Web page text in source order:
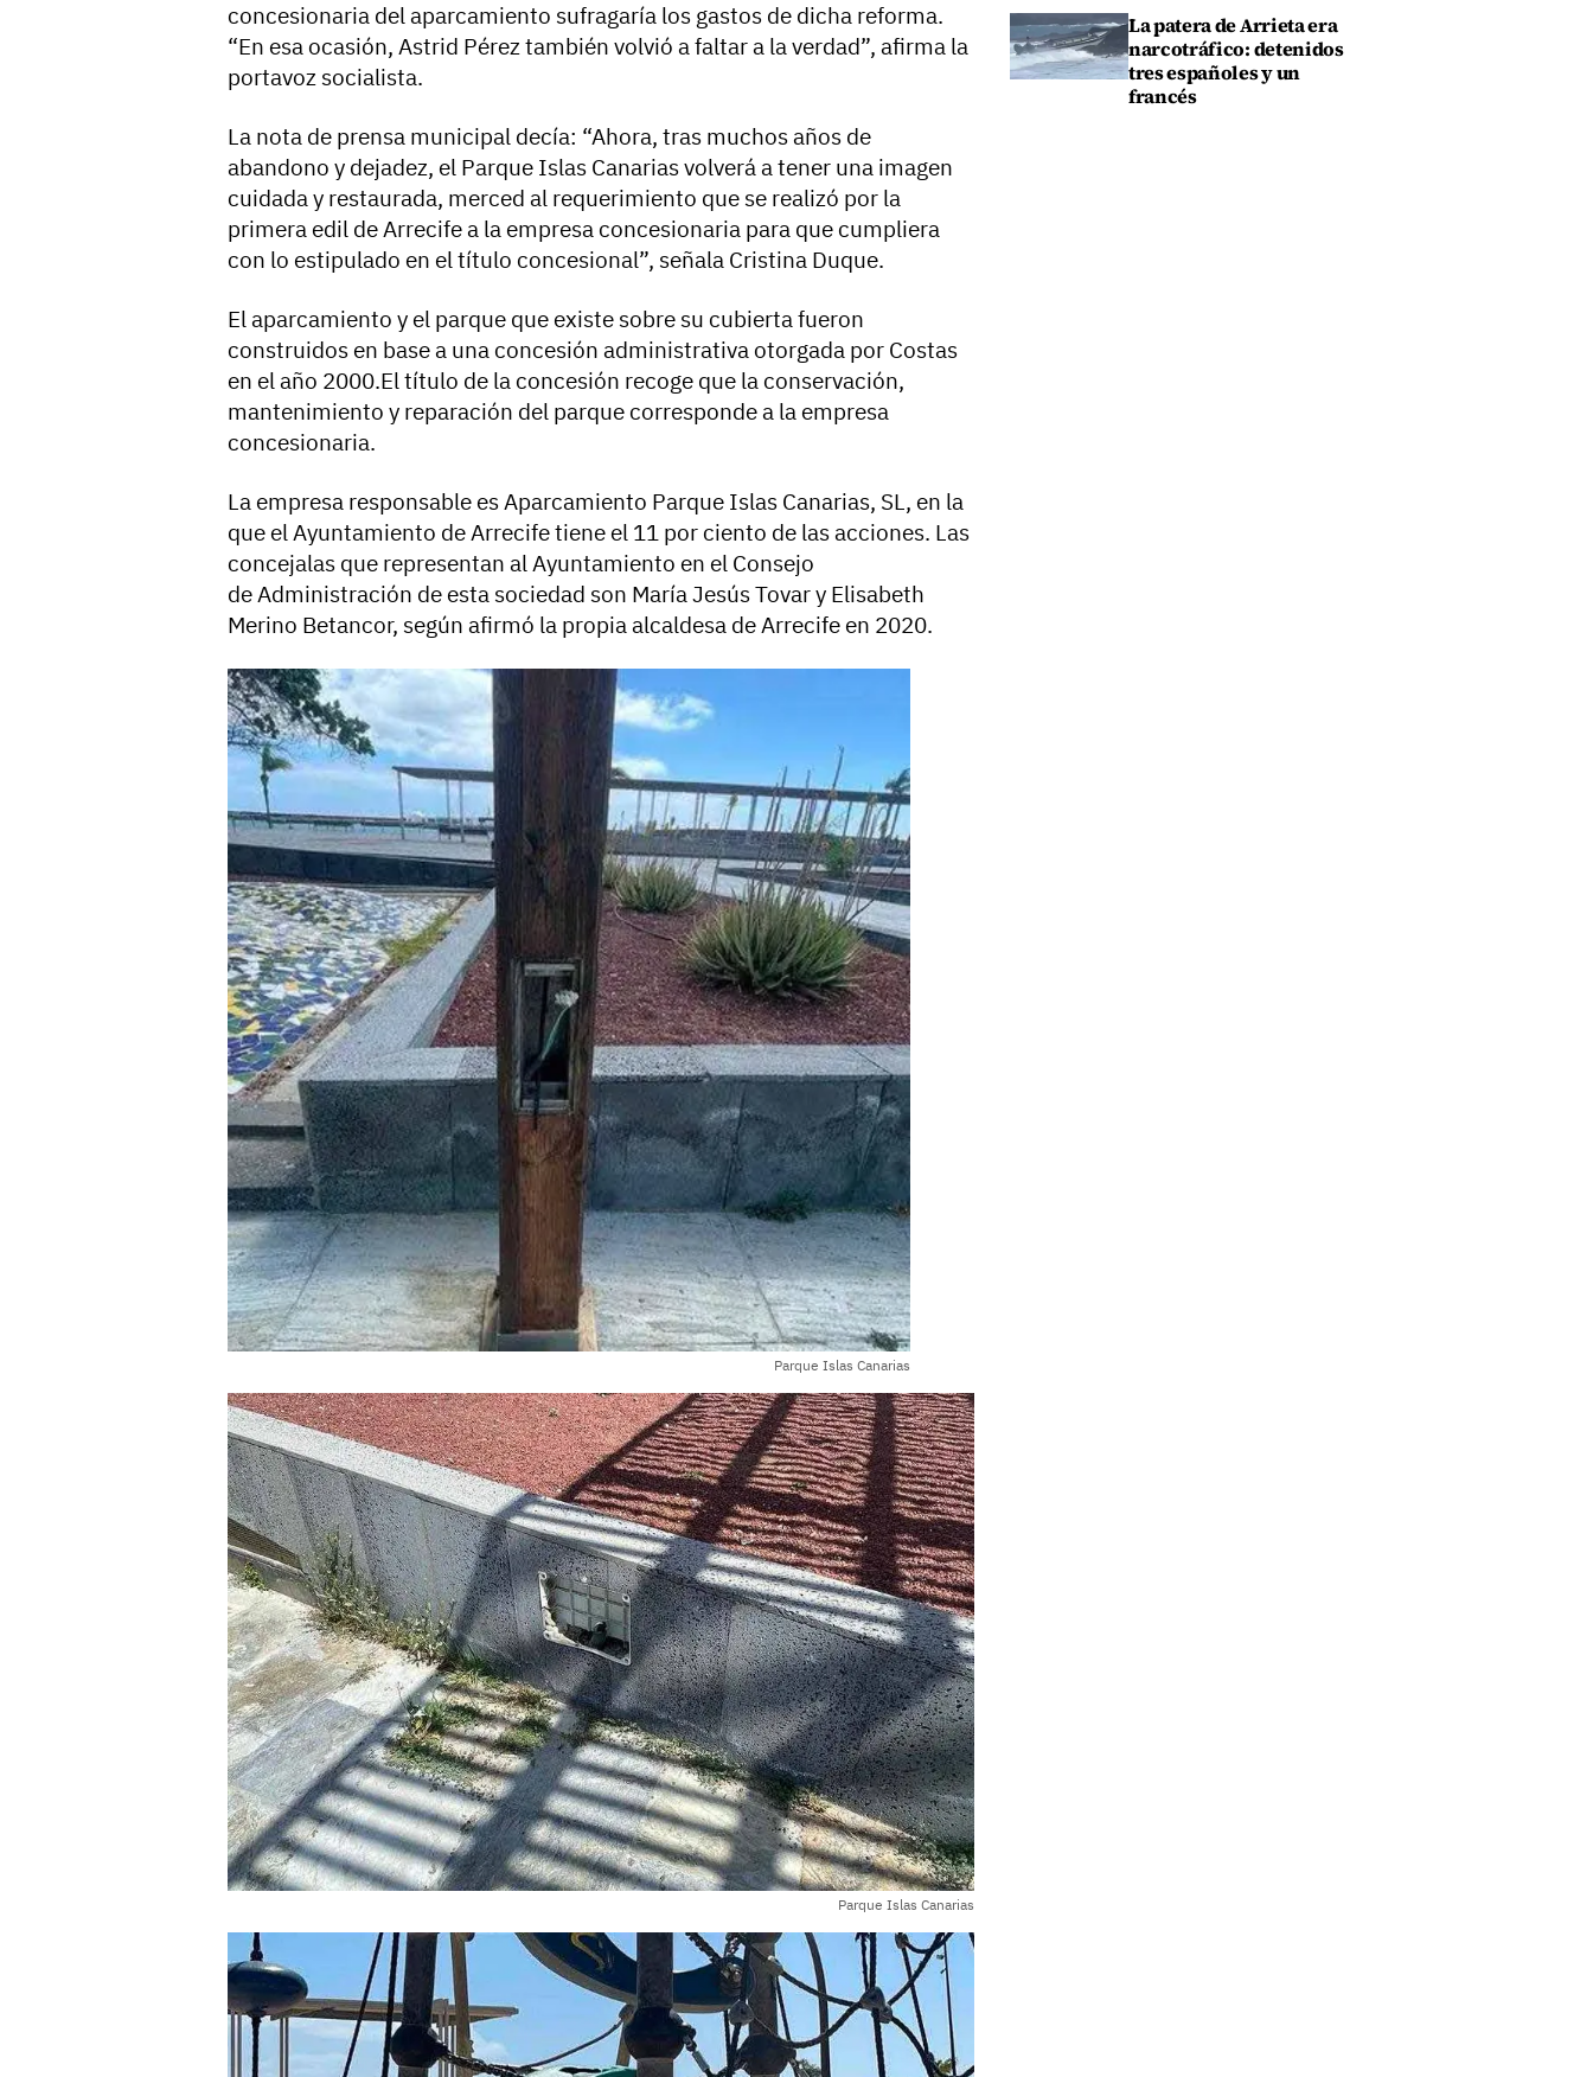
concesionaria del aparcamiento sufragaría los gastos de dicha reforma.
“En esa ocasión, Astrid Pérez también volvió a faltar a la verdad”, afirma la
portavoz socialista.
La nota de prensa municipal decía: “Ahora, tras muchos años de
abandono y dejadez, el Parque Islas Canarias volverá a tener una imagen
cuidada y restaurada, merced al requerimiento que se realizó por la
primera edil de Arrecife a la empresa concesionaria para que cumpliera
con lo estipulado en el título concesional”, señala Cristina Duque.
El aparcamiento y el parque que existe sobre su cubierta fueron
construidos en base a una concesión administrativa otorgada por Costas
en el año 2000.El título de la concesión recoge que la conservación,
mantenimiento y reparación del parque corresponde a la empresa
concesionaria.
La empresa responsable es Aparcamiento Parque Islas Canarias, SL, en la
que el Ayuntamiento de Arrecife tiene el 11 por ciento de las acciones. Las
concejalas que representan al Ayuntamiento en el Consejo
de Administración de esta sociedad son María Jesús Tovar y Elisabeth
Merino Betancor, según afirmó la propia alcaldesa de Arrecife en 2020.
Parque Islas Canarias
Parque Islas Canarias
La patera de Arrieta era
narcotráfico: detenidos
tres españoles y un
francés